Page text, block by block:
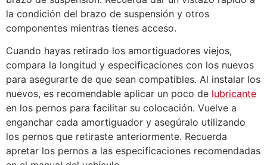
la condición del brazo de suspensión y otros
componentes mientras tienes acceso.
Cuando hayas retirado los amortiguadores viejos,
compara la longitud y especificaciones con los nuevos
para asegurarte de que sean compatibles. Al instalar los
nuevos, es recomendable aplicar un poco de lubricante
en los pernos para facilitar su colocación. Vuelve a
enganchar cada amortiguador y asegúralo utilizando
los pernos que retiraste anteriormente. Recuerda
apretar los pernos a las especificaciones recomendadas